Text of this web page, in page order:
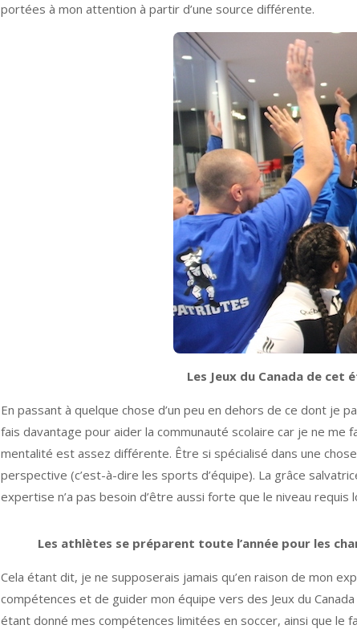
portées à mon attention à partir d’une source différente.
Les Jeux du Canada de cet
En passant à quelque chose d’un peu en dehors de ce dont je
fais davantage pour aider la communauté scolaire car je ne me
mentalité est assez différente. Être si spécialisé dans une
perspective (c’est-à-dire les sports d’équipe). La grâce
expertise n’a pas besoin d’être aussi forte que le niveau requis
Les athlètes se préparent toute l’année pour les
Cela étant dit, je ne supposerais jamais qu’en raison de mon
compétences et de guider mon équipe vers des Jeux du
étant donné mes compétences limitées en soccer, ainsi que le